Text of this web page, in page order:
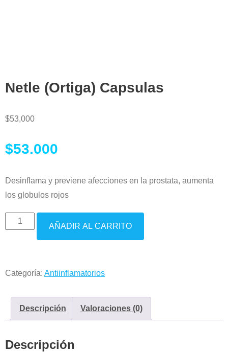
Netle (Ortiga) Capsulas
$53,000
$53.000
Desinflama y previene afecciones en la prostata, aumenta
los globulos rojos
Netle
AÑADIR AL CARRITO
Categoría: Antiinflamatorios
Descripción Valoraciones (0)
Descripción